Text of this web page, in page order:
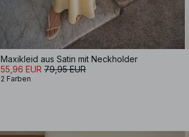
Maxikleid aus Satin mit Neckholder
55,96 EUR 79,95 EUR
2 Farben